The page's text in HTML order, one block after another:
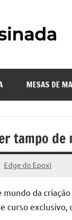
MESAS DE
tampo de
Edge do Epoxi
da
curso